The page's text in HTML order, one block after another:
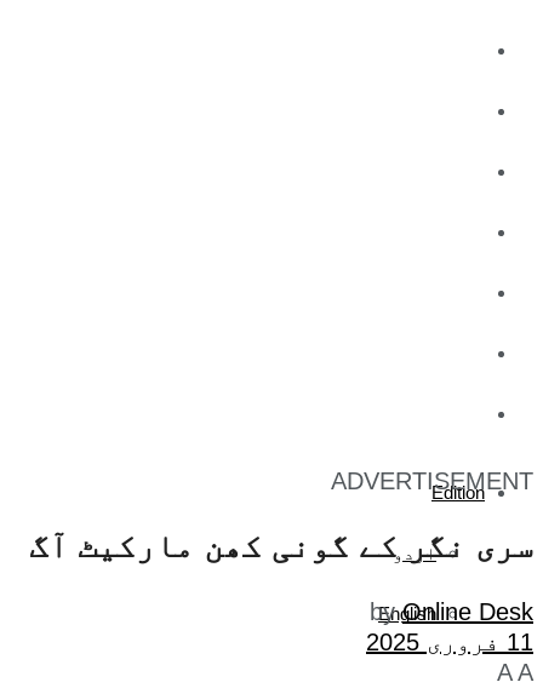
Edition
اردو
English
ADVERTISEMENT
سری نگر کے گونی کھن مارکیٹ آگ
by Online Desk
11 فروری 2025
A A